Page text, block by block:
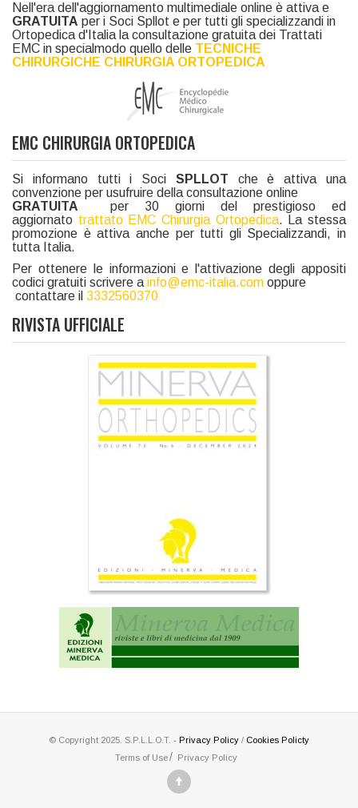
Nell'era dell'aggiornamento multimediale online è attiva e
GRATUITA per i Soci Spllot e per tutti gli specializzandi in
Ortopedica d'Italia la consultazione gratuita dei Trattati
EMC in specialmodo quello delle TECNICHE
CHIRURGICHE CHIRURGIA ORTOPEDICA
EMC CHIRURGIA ORTOPEDICA
Si informano tutti i Soci SPLLOT che è attiva una
convenzione per usufruire della consultazione online
GRATUITA per 30 giorni del prestigioso ed
aggiornato trattato EMC Chirurgia Ortopedica. La stessa
promozione è attiva anche per tutti gli Specializzandi, in
tutta Italia.
Per ottenere le informazioni e l'attivazione degli appositi
codici gratuiti scrivere a info@emc-italia.com oppure
contattare il 3332560370
RIVISTA UFFICIALE
© Copyright 2025. S.P.L.L.O.T. - Privacy Policy / Cookies Policty
Terms of Use
Privacy Policy